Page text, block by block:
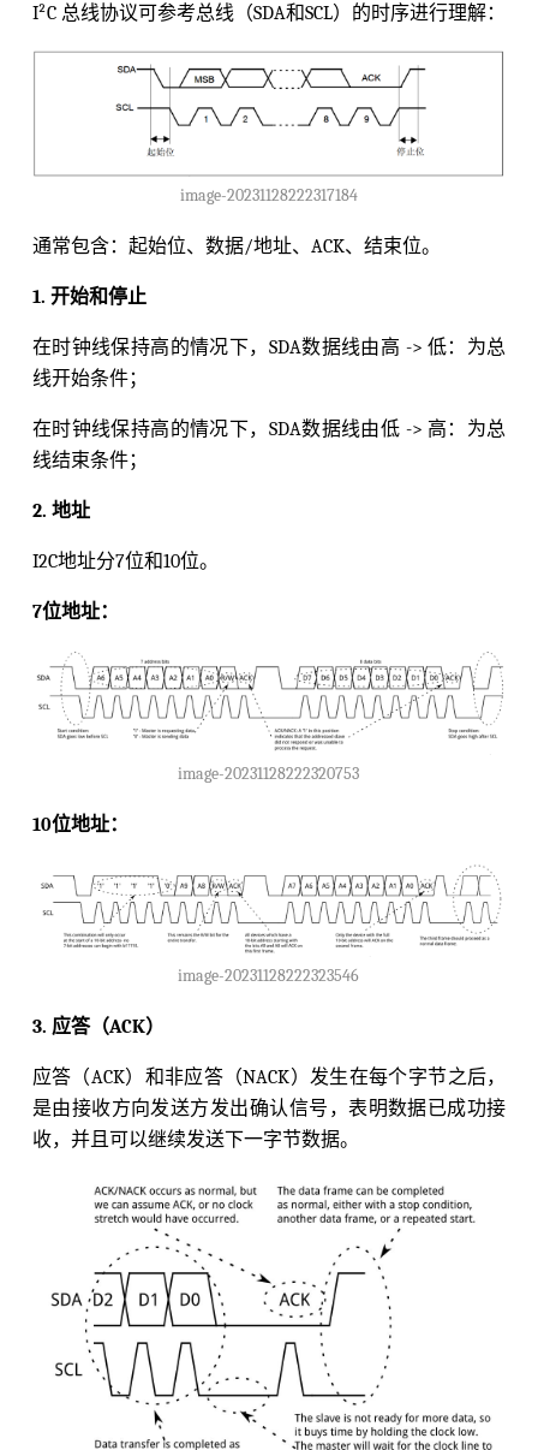
I²C 总线协议可参考总线（SDA和SCL）的时序进行理解：
image-20231128222317184
通常包含：起始位、数据/地址、ACK、结束位。
1. 开始和停止
在时钟线保持高的情况下，SDA数据线由高 -> 低：为总
线开始条件；
在时钟线保持高的情况下，SDA数据线由低 -> 高：为总
线结束条件；
2. 地址
I2C地址分7位和10位。
7位地址：
image-20231128222320753
10位地址：
image-20231128222323546
3. 应答（ACK）
应答（ACK）和非应答（NACK）发生在每个字节之后，
是由接收方向发送方发出确认信号，表明数据已成功接
收，并且可以继续发送下一字节数据。